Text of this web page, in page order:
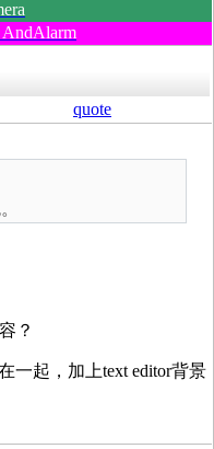
quote
？
一起，加上text editor背景